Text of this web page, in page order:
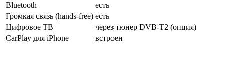
Bluetooth
есть
Громкая связь (hands-free) есть
Цифровое ТВ
через тюнер DVB-T2 (опция)
CarPlay для iPhone
встроен